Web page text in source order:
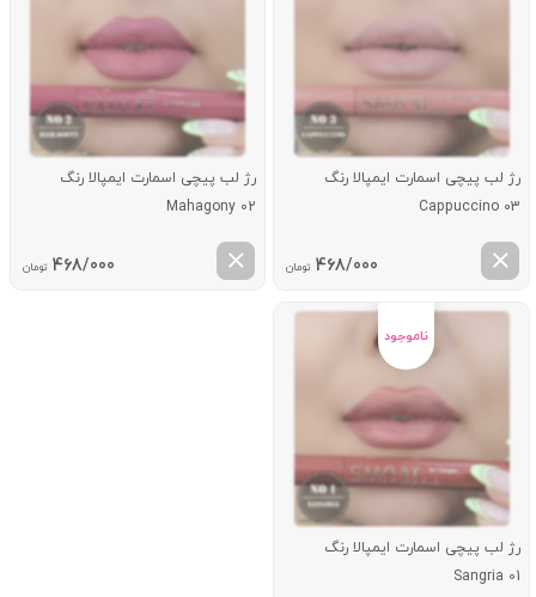
رژ لب پیچی اسمارت ایمپالا رنگ
Cappuccino 03
468/000 تومان
رژ لب پیچی اسمارت ایمپالا رنگ
Mahagony 02
468/000 تومان
رژ لب پیچی اسمارت ایمپالا رنگ
Sangria 01